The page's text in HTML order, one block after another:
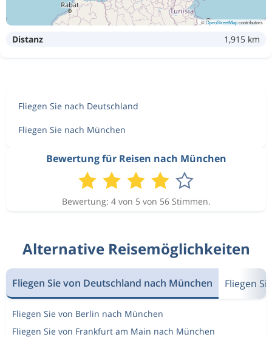
©OpenStreetMapcontributors
Distanz 1,915 km
Fliegen Sie nach Deutschland
Fliegen Sie nach München
Bewertung für Reisen nach München
Bewertung: 4 von 5 von 56 Stimmen.
Alternative Reisemöglichkeiten
Fliegen Sie von Deutschland nach München Fliegen
Fliegen Sie von Berlin nach München
Fliegen Sie von Frankfurt am Main nach München